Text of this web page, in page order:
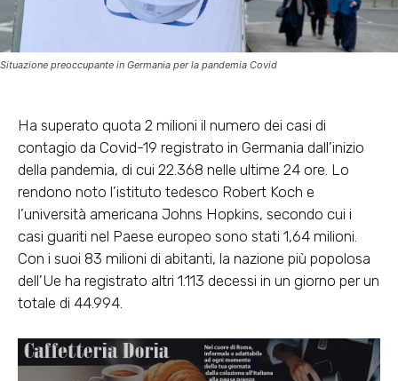
Situazione preoccupante in Germania per la pandemia Covid
Ha superato quota 2 milioni il numero dei casi di
contagio da Covid-19 registrato in Germania dall’inizio
della pandemia, di cui 22.368 nelle ultime 24 ore. Lo
rendono noto l’istituto tedesco Robert Koch e
l’università americana Johns Hopkins, secondo cui i
casi guariti nel Paese europeo sono stati 1,64 milioni.
Con i suoi 83 milioni di abitanti, la nazione più popolosa
dell’Ue ha registrato altri 1.113 decessi in un giorno per un
totale di 44.994.